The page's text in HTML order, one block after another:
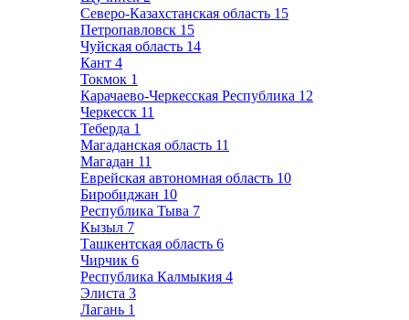
Северо-Казахстанская область 15
Петропавловск 15
Чуйская область 14
Кант 4
Токмок 1
Карачаево-Черкесская Республика 12
Черкесск 11
Теберда 1
Магаданская область 11
Магадан 11
Еврейская автономная область 10
Биробиджан 10
Республика Тыва 7
Кызыл 7
Ташкентская область 6
Чирчик 6
Республика Калмыкия 4
Элиста 3
Лагань 1